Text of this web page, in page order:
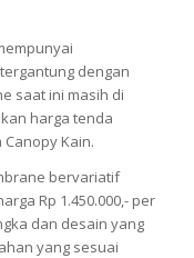
dengan
saat ini masih di
harga tenda
Kain.
bervariatif
Rp 1.450.000,- per
dan desain yang
yang sesuai